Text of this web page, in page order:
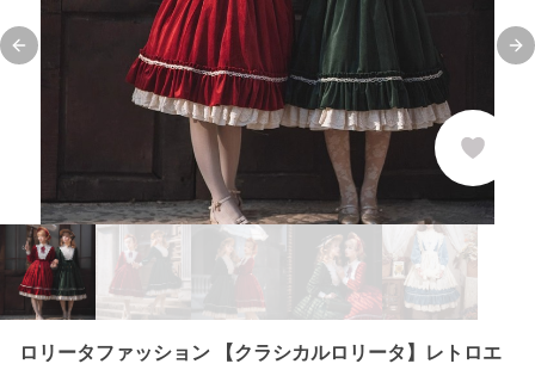
Previous slide
ロリータファッション 【クラシカルロリータ】レトロエ